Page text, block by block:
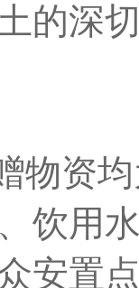
的深
物资
饮用
安置